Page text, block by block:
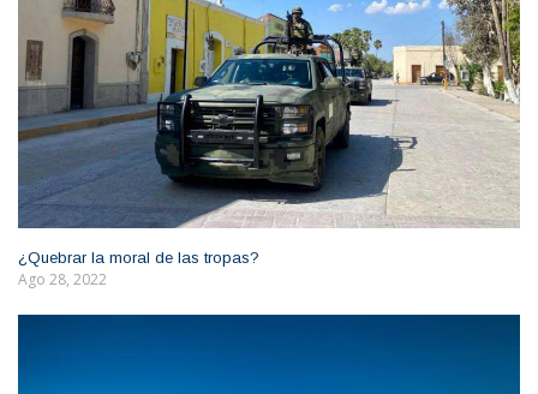
¿Quebrar la moral de las tropas?
Ago 28, 2022